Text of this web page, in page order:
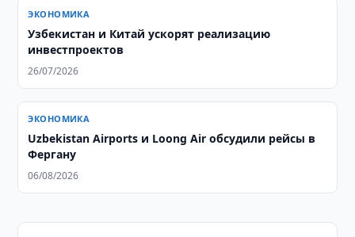
ЭКОНОМИКА
Узбекистан и Китай ускорят реализацию
инвестпроектов
26/07/2026
ЭКОНОМИКА
Uzbekistan Airports и Loong Air обсудили рейсы в
Фергану
06/08/2026